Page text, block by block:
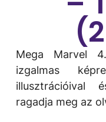
Mega Marvel
izgalmas
illusztrációival
ragadja meg az